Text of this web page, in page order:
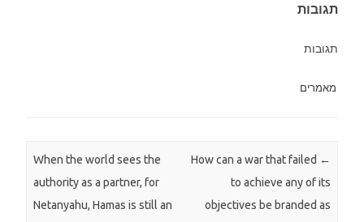
תגובות
תגובות
מאמרים
Post navigation
←
How can a war that failed
to achieve any of its
objectives be branded as
When the world sees the
authority as a partner, for
Netanyahu, Hamas is still an